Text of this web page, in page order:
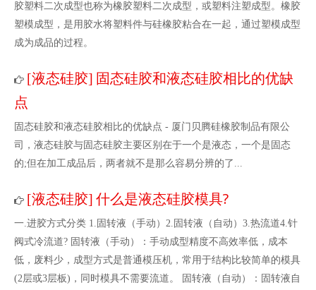
胶塑料二次成型也称为橡胶塑料二次成型，或塑料注塑成型。橡胶
塑模成型，是用胶水将塑料件与硅橡胶粘合在一起，通过塑模成型
成为成品的过程。
[液态硅胶] 固态硅胶和液态硅胶相比的优缺
点
固态硅胶和液态硅胶相比的优缺点 - 厦门贝腾硅橡胶制品有限公
司，液态硅胶与固态硅胶主要区别在于一个是液态，一个是固态
的;但在加工成品后，两者就不是那么容易分辨的了...
[液态硅胶] 什么是液态硅胶模具?
一.进胶方式分类 1.固转液（手动）2.固转液（自动）3.热流道4.针
阀式冷流道? 固转液（手动）：手动成型精度不高效率低，成本
低，废料少，成型方式是普通模压机，常用于结构比较简单的模具
(2层或3层板)，同时模具不需要流道。 固转液（自动）：固转液自